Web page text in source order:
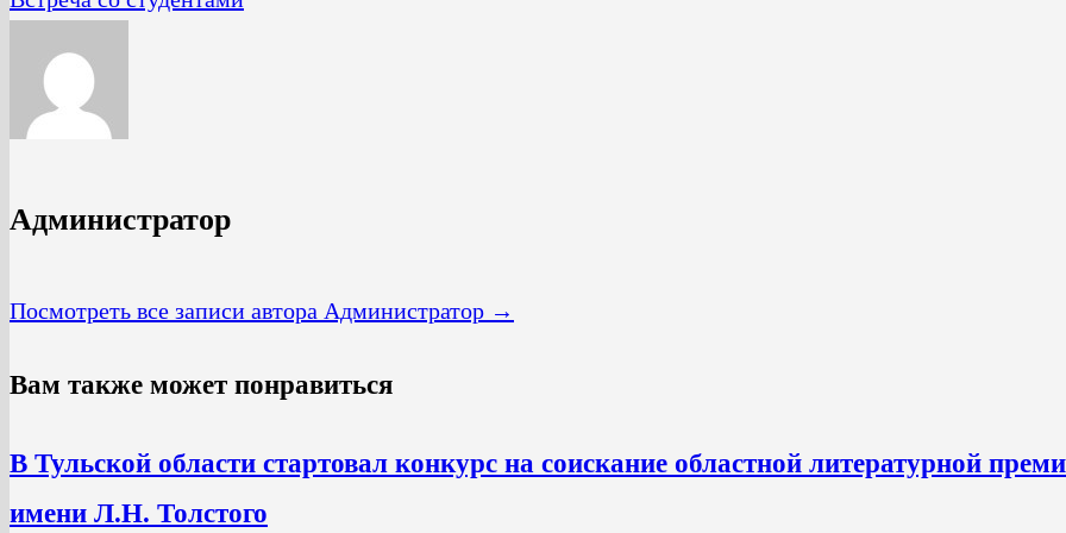
Администратор
Посмотреть все записи автора Администратор →
Вам также может понравиться
В Тульской области стартовал конкурс на соискание областной литературной
имени Л.Н. Толстого